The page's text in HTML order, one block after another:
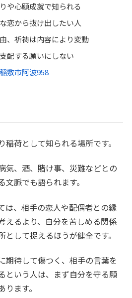
や心願成就で知られる
恋から抜け出したい人
、祈祷は内容により変動
配する願いにしない
敷市阿波958
荷として知られる場所です。
気、酒、賭け事、災難などとの
脈でも語られます。
は、相手の恋人や配偶者との縁
えるより、自分を苦しめる関係
して捉えるほうが健全です。
期待して傷つく、相手の言葉を
という人は、まず自分を守る願
ます。